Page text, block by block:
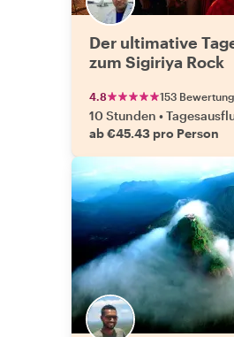
Der ultimative
zum Sigiriya Rock
4.8 153
10 Stunden •
ab €45.43 pro Person